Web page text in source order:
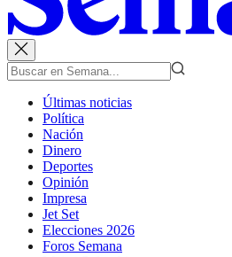
Últimas noticias
Política
Nación
Dinero
Deportes
Opinión
Impresa
Jet Set
Elecciones 2026
Foros Semana